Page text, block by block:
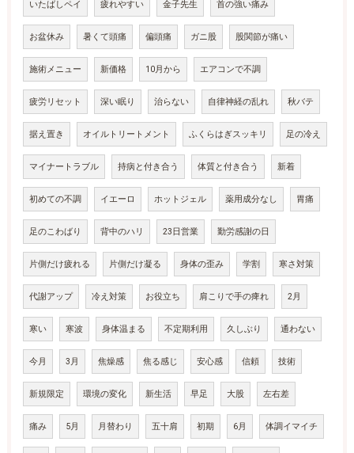
いたばしペイ 疲れやすい 金子先生 首の強い痛み
お盆休み 暑くて頭痛 偏頭痛 ガニ股 股関節が痛い
施術メニュー 新価格 10月から エアコンで不調
疲労リセット 深い眠り 治らない 自律神経の乱れ 秋バテ
据え置き オイルトリートメント ふくらはぎスッキリ 足の冷え
マイナートラブル 持病と付き合う 体質と付き合う 新着
初めての不調 イエーロ ホットジェル 薬用成分なし 胃痛
足のこわばり 背中のハリ 23日営業 勤労感謝の日
片側だけ疲れる 片側だけ凝る 身体の歪み 学割 寒さ対策
代謝アップ 冷え対策 お役立ち 肩こりで手の痺れ 2月
寒い 寒波 身体温まる 不定期利用 久しぶり 通わない
今月 3月 焦燥感 焦る感じ 安心感 信頼 技術
新規限定 環境の変化 新生活 早足 大股 左右差
痛み 5月 月替わり 五十肩 初期 6月 体調イマイチ